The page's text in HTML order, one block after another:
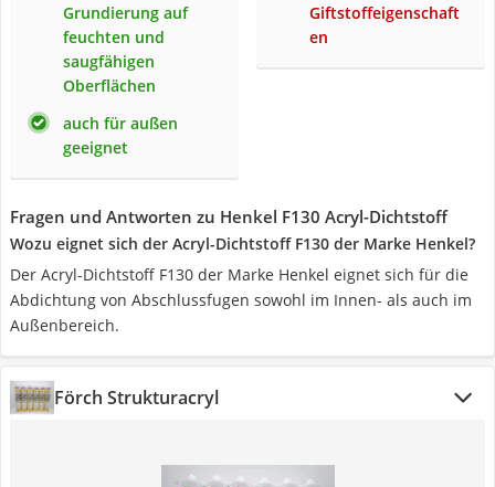
Grundierung auf
feuchten und
saugfähigen
Oberflächen
auch für außen
geeignet
Giftstoffeigenschaft
en
Fragen und Antworten zu Henkel F130 Acryl-Dichtstoff
Wozu eignet sich der Acryl-Dichtstoff F130 der Marke Henkel?
Der Acryl-Dichtstoff F130 der Marke Henkel eignet sich für die
Abdichtung von Abschlussfugen sowohl im Innen- als auch im
Außenbereich.
Förch Strukturacryl